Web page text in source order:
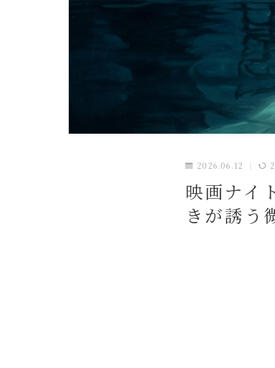
2026.06.12
映画ナイ
きが誘う